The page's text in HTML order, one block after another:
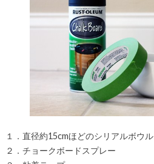
１．直径約15cmほどのシリアルボウル
２．チョークボードスプレー